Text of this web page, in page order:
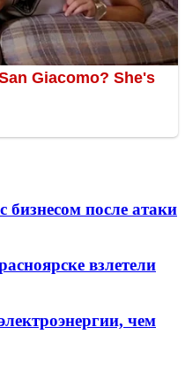
бизнесом после атаки
взлетели
чем